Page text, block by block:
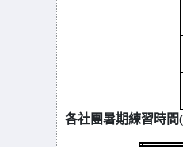
各社團暑期練習時間